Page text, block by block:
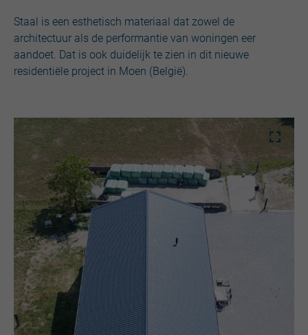
Staal is een esthetisch materiaal dat zowel de
architectuur als de performantie van woningen eer
aandoet. Dat is ook duidelijk te zien in dit nieuwe
residentiële project in Moen (België).